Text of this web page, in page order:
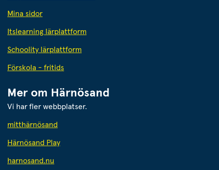
Mina sidor
Itslearning lärplattform
Schoolity lärplattform
Förskola - fritids
Mer om Härnösand
Vi har fler webbplatser.
mitthärnösand
Härnösand Play
harnosand.nu